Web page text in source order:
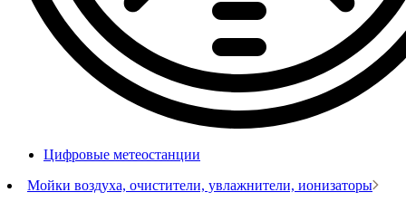
Цифровые метеостанции
Мойки воздуха, очистители, увлажнители, ионизаторы